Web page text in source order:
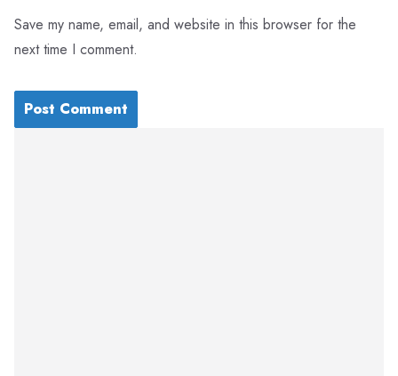
Save my name, email, and website in this browser for the
next time I comment.